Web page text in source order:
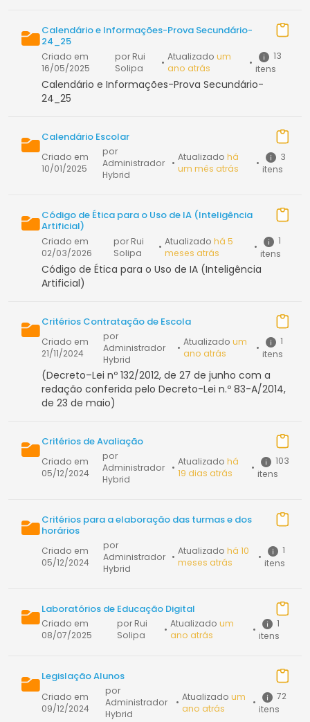
Calendário e Informações-Prova Secundário-
24_25
Criado em
16/05/2025
por Rui
Solipa
• Atualizadoum
ano atrás
•
13
itens
Calendário e Informações-Prova Secundário-
24_25
Calendário Escolar
Criado em
10/01/2025
por
Administrador
Hybrid
• Atualizado há
um mês atrás
•
3
itens
Código de Ética para o Uso de IA (Inteligência
Artificial)
Criado em
02/03/2026
por Rui
Solipa
• Atualizado há 5
meses atrás
•
1
itens
Código de Ética para o Uso de IA (Inteligência
Artificial)
Critérios Contratação de Escola
Criado em
21/11/2024
por
Administrador
Hybrid
• Atualizado um
ano atrás
•
1
itens
(Decreto–Lei nº 132/2012, de 27 de junho com a
redação conferida pelo Decreto-Lei n.º 83-A/2014,
de 23 de maio)
Critérios de Avaliação
Criado em
05/12/2024
por
Administrador
Hybrid
• Atualizado há
19 dias atrás
•
103
itens
Critérios para a elaboração das turmas e dos
horários
Criado em
05/12/2024
por
Administrador
Hybrid
• Atualizadohá 10
meses atrás
•
1
itens
Laboratórios de Educação Digital
Criado em
08/07/2025
por Rui
Solipa
• Atualizadoum
ano atrás
•
1
itens
Legislação Alunos
Criado em
09/12/2024
por
Administrador
Hybrid
• Atualizadoum
ano atrás
•
72
itens